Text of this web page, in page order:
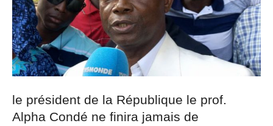
le président de la République le prof.
Alpha Condé ne finira jamais de